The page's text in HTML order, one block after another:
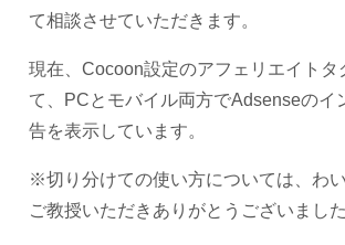
て相談させていただきます。
現在、Cocoon設定のアフェリエイトタ
て、PCとモバイル両方でAdsenseのイ
告を表示しています。
※切り分けての使い方については、わい
ご教授いただきありがとうございました